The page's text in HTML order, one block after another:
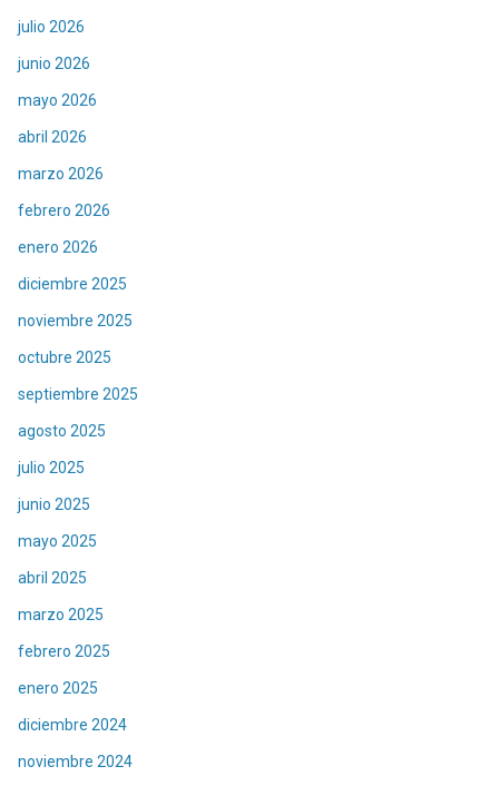
julio 2026
junio 2026
mayo 2026
abril 2026
marzo 2026
febrero 2026
enero 2026
diciembre 2025
noviembre 2025
octubre 2025
septiembre 2025
agosto 2025
julio 2025
junio 2025
mayo 2025
abril 2025
marzo 2025
febrero 2025
enero 2025
diciembre 2024
noviembre 2024